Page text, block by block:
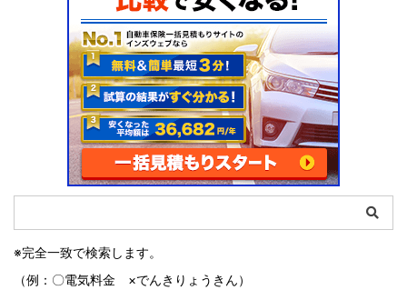
※完全一致で検索します。
（例：〇電気料金 ×でんきりょうきん）